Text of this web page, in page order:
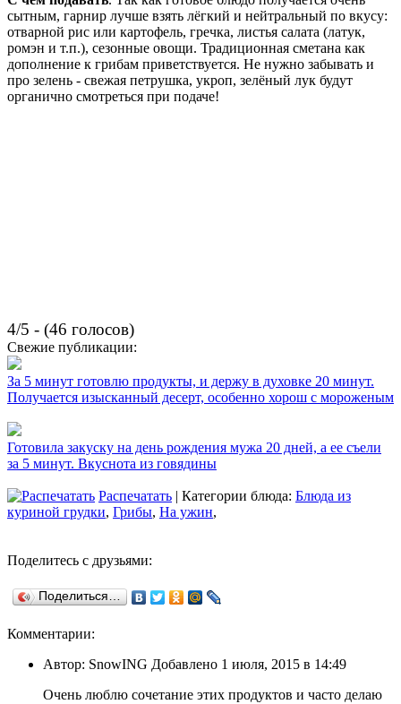
сытным, гарнир лучше взять лёгкий и нейтральный по вкусу:
отварной рис или картофель, гречка, листья салата (латук,
ромэн и т.п.), сезонные овощи. Традиционная сметана как
дополнение к грибам приветствуется. Не нужно забывать и
про зелень - свежая петрушка, укроп, зелёный лук будут
органично смотреться при подаче!
4/5 - (46 голосов)
Свежие публикации:
За 5 минут готовлю продукты, и держу в духовке 20 минут.
Получается изысканный десерт, особенно хорош с мороженым
Готовила закуску на день рождения мужа 20 дней, а ее съели
за 5 минут. Вкуснота из говядины
Распечатать | Категории блюда: Блюда из
куриной грудки, Грибы, На ужин,
Поделитесь с друзьями:
Поделиться…
Комментарии:
Автор: SnowING Добавлено 1 июля, 2015 в 14:49
Очень люблю сочетание этих продуктов и часто делаю